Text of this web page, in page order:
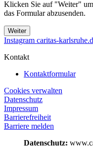
Klicken Sie auf "Weiter"
das Formular abzusenden.
Weiter
Instagram caritas-
Kontakt
Kontaktformular
Cookies verwalten
Datenschutz
Impressum
Barrierefreiheit
Barriere melden
Datenschutz: